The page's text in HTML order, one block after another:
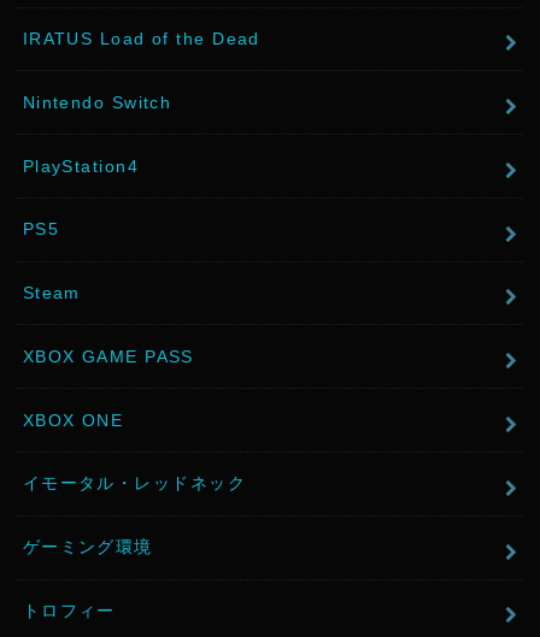
IRATUS Load of the Dead
Nintendo Switch
PlayStation4
PS5
Steam
XBOX GAME PASS
XBOX ONE
イモータル・レッドネック
ゲーミング環境
トロフィー